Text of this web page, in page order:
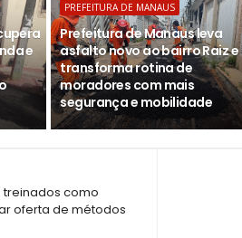
e
PREFEITURA DE MANAUS
Prefeitura de Manaus leva
asfalto novo ao bairro Raiz e
transforma rotina de
moradores com mais
segurança e mobilidade
treinados como
oferta de métodos